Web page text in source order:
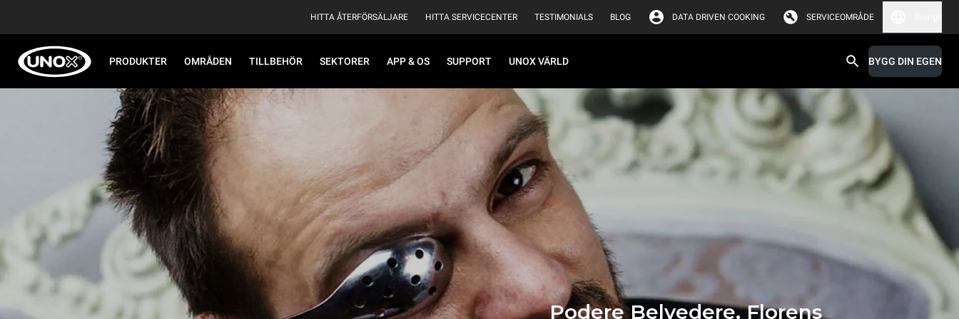
HITTA ÅTERFÖRSÄLJARE HITTA SERVICECENTER TESTIMONIALS BLOG DATA DRIVEN COOKING SERVICEOMRÅDE
PRODUKTER OMRÅDEN TILLBEHÖR SEKTORER APP & OS SUPPORT UNOX VÄRLD BYGG DIN EGEN
Podere Belvedere, Florens